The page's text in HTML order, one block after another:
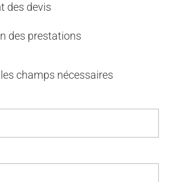
des devis
des prestations
champs nécessaires